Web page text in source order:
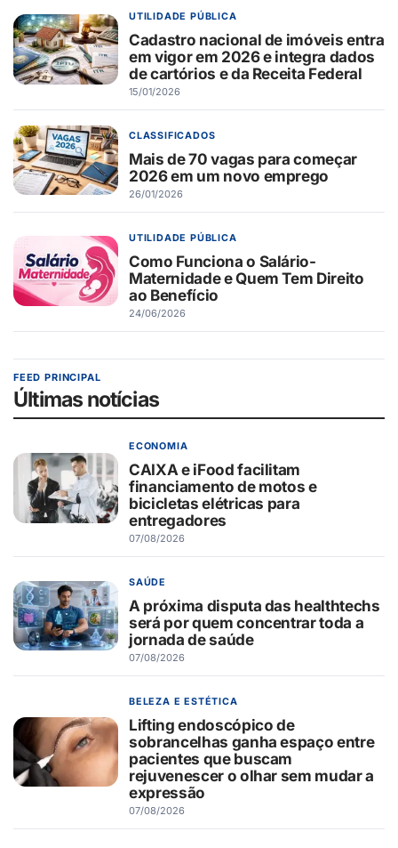
UTILIDADE PÚBLICA
Cadastro nacional de imóveis entra
em vigor em 2026 e integra dados
de cartórios e da Receita Federal
15/01/2026
CLASSIFICADOS
Mais de 70 vagas para começar
2026 em um novo emprego
26/01/2026
UTILIDADE PÚBLICA
Como Funciona o Salário-
Maternidade e Quem Tem Direito
ao Benefício
24/06/2026
FEED PRINCIPAL
Últimas notícias
ECONOMIA
CAIXA e iFood facilitam
financiamento de motos e
bicicletas elétricas para
entregadores
07/08/2026
SAÚDE
A próxima disputa das healthtechs
será por quem concentrar toda a
jornada de saúde
07/08/2026
BELEZA E ESTÉTICA
Lifting endoscópico de
sobrancelhas ganha espaço entre
pacientes que buscam
rejuvenescer o olhar sem mudar a
expressão
07/08/2026